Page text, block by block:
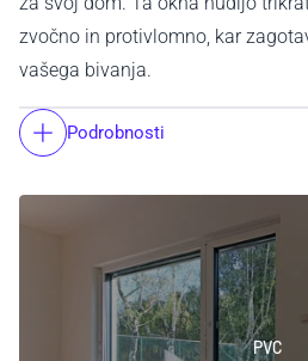
zvočno in protivlomno, kar
vašega bivanja.
Podrobnosti
PVC